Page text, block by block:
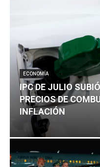
ECONOMÍA
IPC DE JULIO
PRECIOS DE
INFLACIÓN